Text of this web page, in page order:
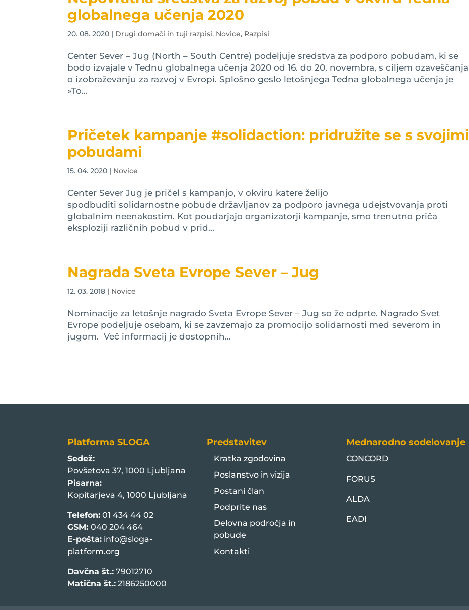
globalnega učenja 2020
20. 08. 2020 | Drugi domači in tuji razpisi, Novice, Razpisi
Center Sever – Jug (North – South Centre) podeljuje sredstva za podporo pobudam, ki se
bodo izvajale v Tednu globalnega učenja 2020 od 16. do 20. novembra, s ciljem ozaveščanja
o izobraževanju za razvoj v Evropi. Splošno geslo letošnjega Tedna globalnega učenja je
»To...
Pričetek kampanje #solidaction: pridružite se s svojimi
pobudami
15. 04. 2020 | Novice
Center Sever Jug je pričel s kampanjo, v okviru katere želijo
spodbuditi solidarnostne pobude državljanov za podporo javnega udejstvovanja proti
globalnim neenakostim. Kot poudarjajo organizatorji kampanje, smo trenutno priča
eksploziji različnih pobud v prid...
Nagrada Sveta Evrope Sever – Jug
12. 03. 2018 | Novice
Nominacije za letošnje nagrado Sveta Evrope Sever – Jug so že odprte. Nagrado Svet
Evrope podeljuje osebam, ki se zavzemajo za promocijo solidarnosti med severom in
jugom. Več informacij je dostopnih...
Platforma SLOGA
Sedež:
Povšetova 37, 1000 Ljubljana
Pisarna:
Kopitarjeva 4, 1000 Ljubljana
Telefon: 01 434 44 02
GSM:040 204 464
E-pošta: info@sloga-
platform.org
Davčna št.: 79012710
Matična št.: 2186250000
Predstavitev
Kratka zgodovina
Poslanstvo in vizija
Postani član
Podprite nas
Delovna področja in
pobude
Kontakti
Mednarodno sodelovanje
CONCORD
FORUS
ALDA
EADI